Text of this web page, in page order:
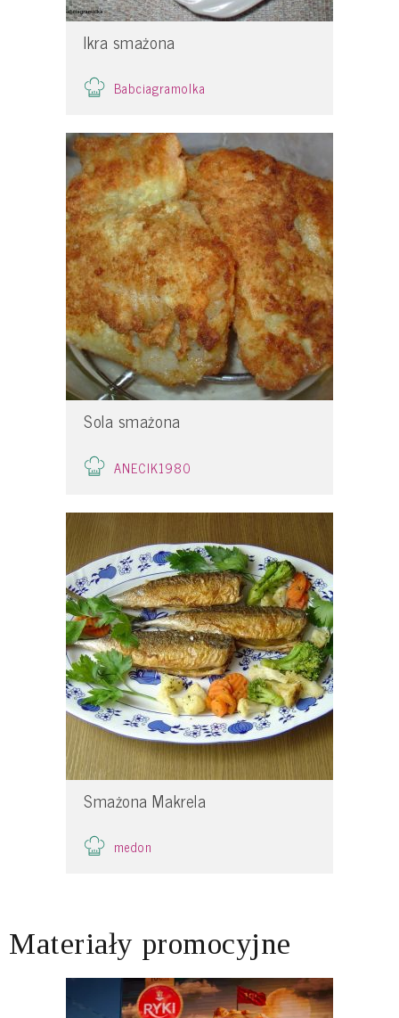
Ikra smażona
Babciagramolka
Sola smażona
ANECIK1980
Smażona Makrela
medon
Materiały promocyjne